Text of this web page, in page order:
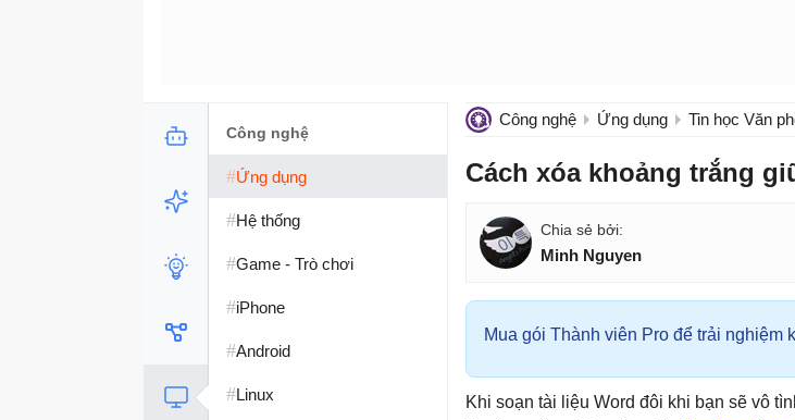
Công nghệ Ứng dụng Tin học Văn
Cách xóa khoảng trắng
Minh Nguyen
Mua gói Thành viên Pro để trải nghiệm
Khi soạn tài liệu Word đôi khi bạn sẽ vô
Công nghệ
#Ứng dụng
#Hệ thống
#Game - Trò chơi
#iPhone
#Android
#Linux